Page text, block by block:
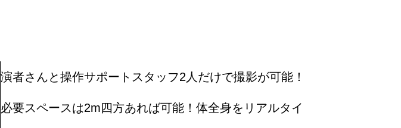
演者さんと操作サポートスタッフ2人だけで撮影が可能！
必要スペースは2m四方あれば可能！体全身をリアルタイ